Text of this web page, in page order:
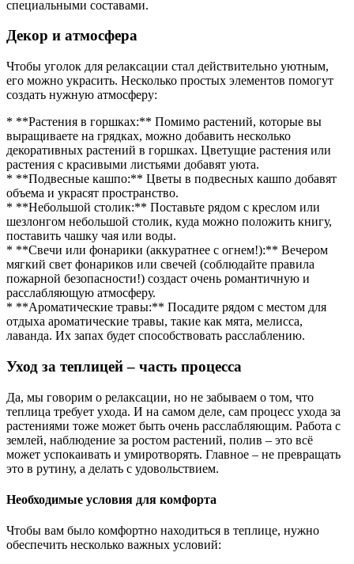
специальными составами.
Декор и атмосфера
Чтобы уголок для релаксации стал действительно уютным,
его можно украсить. Несколько простых элементов помогут
создать нужную атмосферу:
* **Растения в горшках:** Помимо растений, которые вы
выращиваете на грядках, можно добавить несколько
декоративных растений в горшках. Цветущие растения или
растения с красивыми листьями добавят уюта.
* **Подвесные кашпо:** Цветы в подвесных кашпо добавят
объема и украсят пространство.
* **Небольшой столик:** Поставьте рядом с креслом или
шезлонгом небольшой столик, куда можно положить книгу,
поставить чашку чая или воды.
* **Свечи или фонарики (аккуратнее с огнем!):** Вечером
мягкий свет фонариков или свечей (соблюдайте правила
пожарной безопасности!) создаст очень романтичную и
расслабляющую атмосферу.
* **Ароматические травы:** Посадите рядом с местом для
отдыха ароматические травы, такие как мята, мелисса,
лаванда. Их запах будет способствовать расслаблению.
Уход за теплицей – часть процесса
Да, мы говорим о релаксации, но не забываем о том, что
теплица требует ухода. И на самом деле, сам процесс ухода за
растениями тоже может быть очень расслабляющим. Работа с
землей, наблюдение за ростом растений, полив – это всё
может успокаивать и умиротворять. Главное – не превращать
это в рутину, а делать с удовольствием.
Необходимые условия для комфорта
Чтобы вам было комфортно находиться в теплице, нужно
обеспечить несколько важных условий: